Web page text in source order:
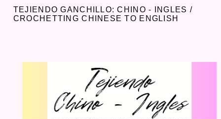
TEJIENDO GANCHILLO: CHINO - INGLES /
CROCHETTING CHINESE TO ENGLISH